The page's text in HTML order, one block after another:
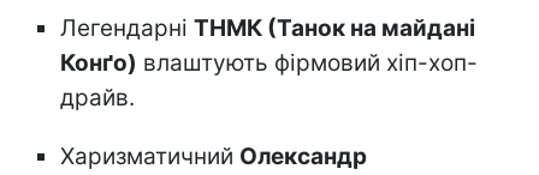
Легендарні ТНМК (Танок на майдані
Конґо) влаштують фірмовий хіп-хоп-
драйв.
Харизматичний Олександр